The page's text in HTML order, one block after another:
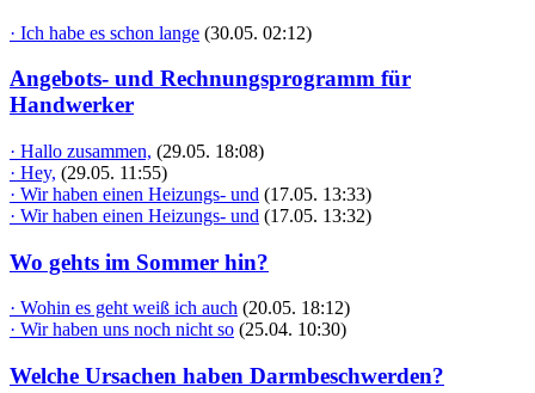
· Ich habe es schon lange (30.05. 02:12)
Angebots- und Rechnungsprogramm für
Handwerker
· Hallo zusammen, (29.05. 18:08)
· Hey, (29.05. 11:55)
· Wir haben einen Heizungs- und (17.05. 13:33)
· Wir haben einen Heizungs- und (17.05. 13:32)
Wo gehts im Sommer hin?
· Wohin es geht weiß ich auch (20.05. 18:12)
· Wir haben uns noch nicht so (25.04. 10:30)
Welche Ursachen haben Darmbeschwerden?